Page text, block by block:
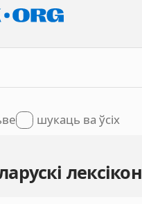
шукаць ва ўсіх
лексікон